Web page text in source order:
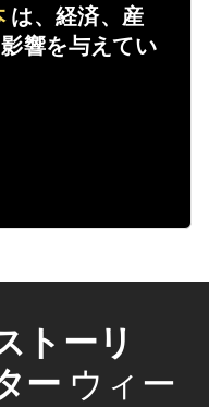
は、経済、産
響を与えてい
トーリ
ー ウィー